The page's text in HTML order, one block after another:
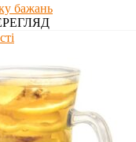
бажань